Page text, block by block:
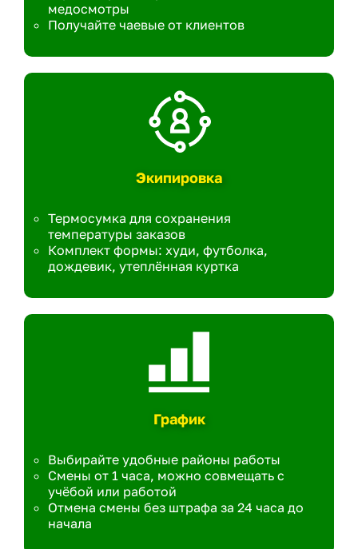
медосмотры
Получайте чаевые от клиентов
Экипировка
Термосумка для сохранения
температуры заказов
Комплект формы: худи, футболка,
дождевик, утеплённая куртка
График
Выбирайте удобные районы работы
Смены от 1 часа, можно совмещать с
учёбой или работой
Отмена смены без штрафа за 24 часа до
начала